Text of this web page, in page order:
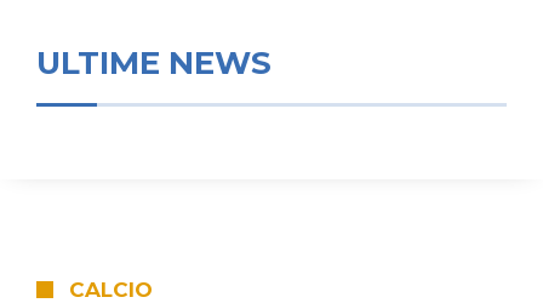
ULTIME NEWS
CALCIO